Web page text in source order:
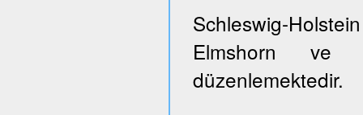
Schleswig-
Elmshorn ve
düzenlemektedir.